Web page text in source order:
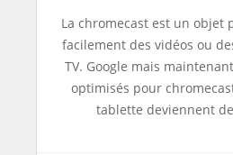
La chromecast est un objet
facilement des vidéos ou
TV. Google mais
optimisés pour
tablette deviennent